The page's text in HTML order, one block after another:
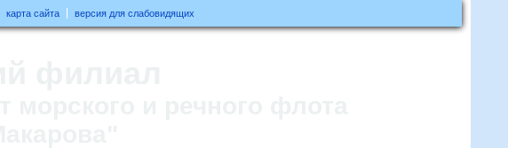
карта сайта версия для слабовидящих